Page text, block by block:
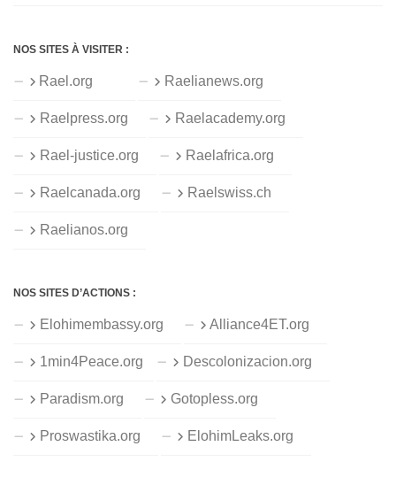
NOS SITES À VISITER :
Rael.org Raelianews.org
Raelpress.org Raelacademy.org
Rael-justice.org Raelafrica.org
Raelcanada.org Raelswiss.ch
Raelianos.org
NOS SITES D’ACTIONS :
Elohimembassy.org Alliance4ET.org
1min4Peace.org Descolonizacion.org
Paradism.org Gotopless.org
Proswastika.org ElohimLeaks.org